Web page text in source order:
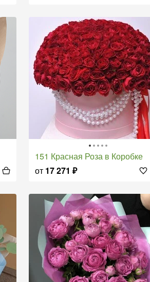
151 Красная Роза в Коробке
от 17 271 ₽